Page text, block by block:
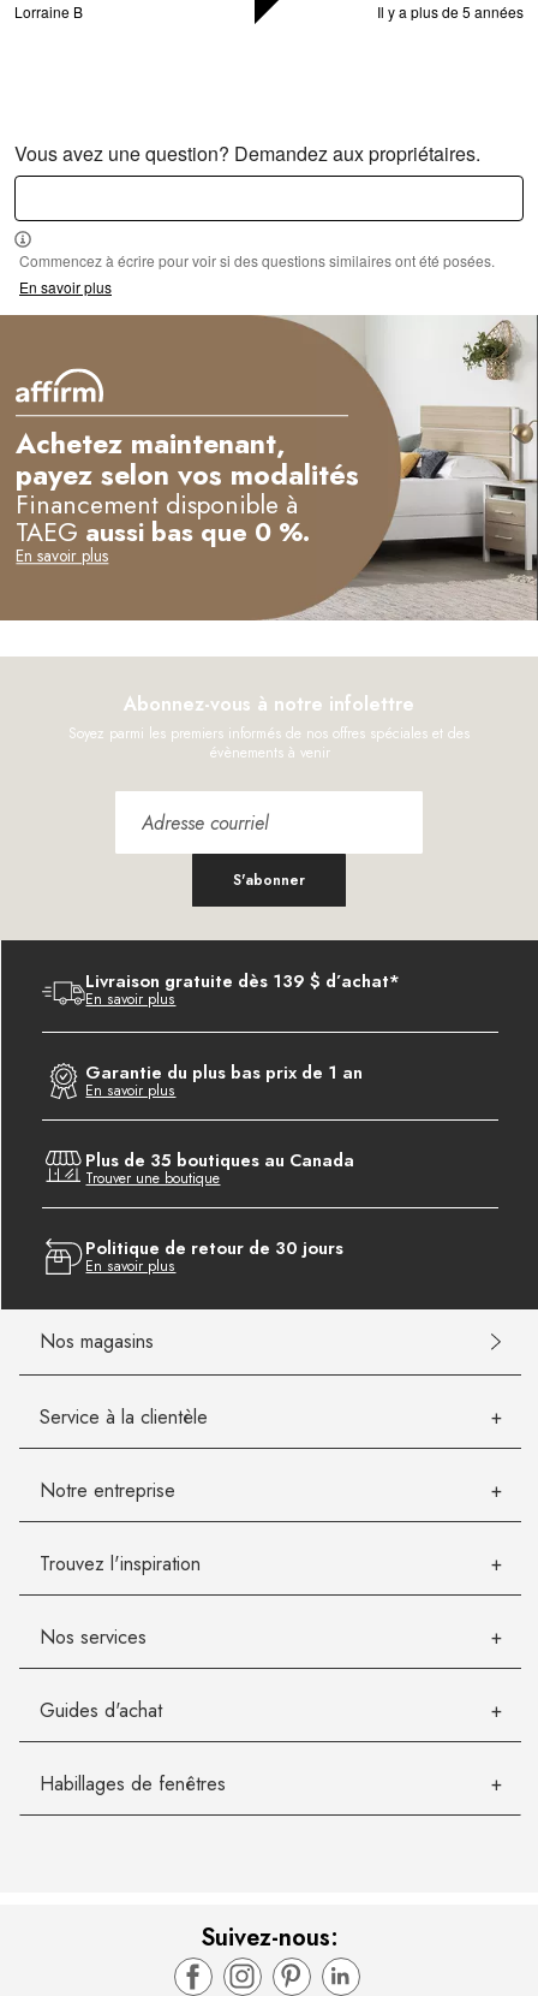
Lorraine B Il y a plus de 5 années
Vous avez une question? Demandez aux propriétaires.
Commencez à écrire pour voir si des questions similaires ont été posées.
En savoir plus
Achetez maintenant,
payez selon vos modalités
Financement disponible à
TAEG aussi bas que 0 %.
En savoir plus
Abonnez-vous à notre infolettre
Soyez parmi les premiers informés de nos offres spéciales et des
évènements à venir
S'abonner
Livraison gratuite dès 139 $ d’achat*
En savoir plus
Garantie du plus bas prix de 1 an
En savoir plus
Plus de 35 boutiques au Canada
Trouver une boutique
Politique de retour de 30 jours
En savoir plus
Nos magasins
Service à la clientèle
Notre entreprise
Trouvez l'inspiration
Nos services
Guides d'achat
Habillages de fenêtres
Suivez-nous: